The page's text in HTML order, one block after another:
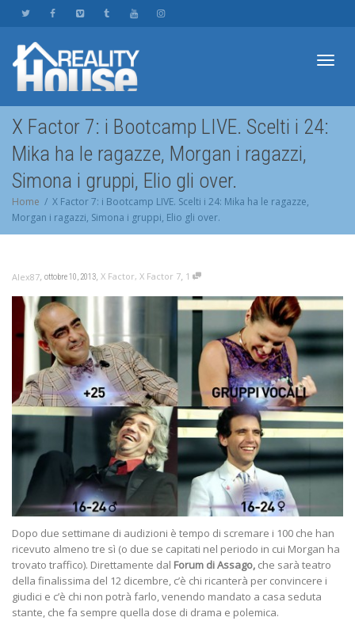
X Factor 7: i Bootcamp LIVE. Scelti i 24:
Mika ha le ragazze, Morgan i ragazzi,
Simona i gruppi, Elio gli over.
Home
X Factor 7: i Bootcamp LIVE. Scelti i 24: Mika ha le ragazze,
Morgan i ragazzi, Simona i gruppi, Elio gli over.
Alex87, ottobre 10, 2013, X Factor, X Factor 7, 1
Dopo due settimane di audizioni è tempo di scremare i 100 che han
ricevuto almeno tre sì (o due se capitati nel periodo in cui Morgan ha
trovato traffico). Direttamente dal Forum di Assago, che sarà teatro
della finalissima del 12 dicembre, c’è chi ricanterà per convincere i
giudici e c’è chi non potrà farlo, venendo mandato a casa seduta
stante, che fa sempre quella dose di drama e polemica.